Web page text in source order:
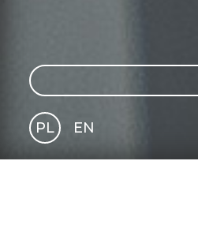
Search
PL
EN